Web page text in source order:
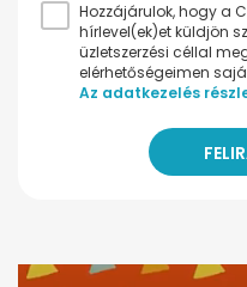
Hozzájárulok, hogy a
hírlevel(ek)et küldjön
üzletszerzési céllal
elérhetőségeimen
Az adatkezelés